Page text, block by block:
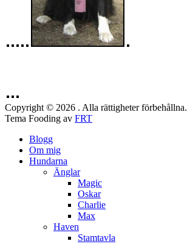
Copyright © 2026 . Alla rättigheter förbehållna.
Tema Fooding av FRT
Blogg
Om mig
Hundarna
Änglar
Magic
Oskar
Charlie
Max
Haven
Stamtavla